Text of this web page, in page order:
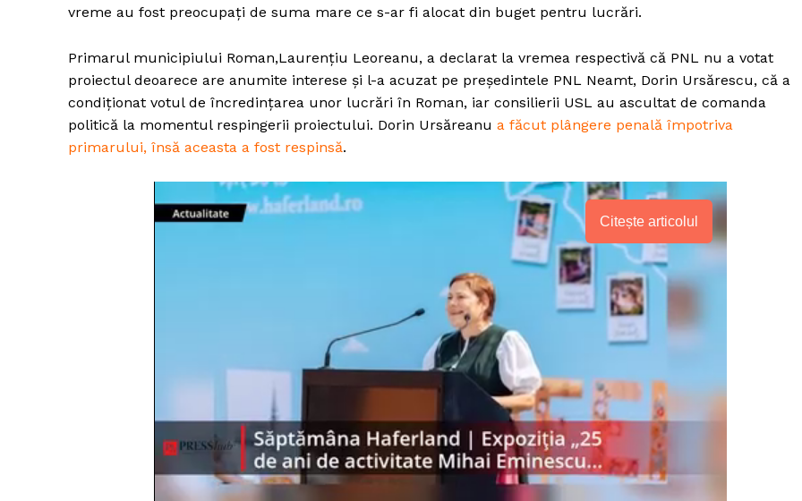
vreme au fost preocupați de suma mare ce s-ar fi alocat din buget pentru lucrări.
Primarul municipiului Roman,Laurențiu Leoreanu, a declarat la vremea respectivă că PNL nu a votat
proiectul deoarece are anumite interese și l-a acuzat pe președintele PNL Neamt, Dorin Ursărescu, că a
condiționat votul de încredințarea unor lucrări în Roman, iar consilierii USL au ascultat de comanda
politică la momentul respingerii proiectului. Dorin Ursăreanu a făcut plângere penală împotriva
primarului, însă aceasta a fost respinsă.
Citește articolul